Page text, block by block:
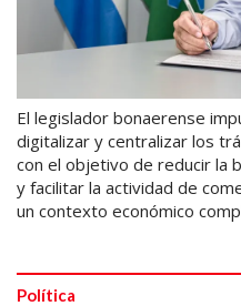
El legislador bonaerense
digitalizar y centralizar los
con el objetivo de reducir la
y facilitar la actividad de
un contexto económico
Política